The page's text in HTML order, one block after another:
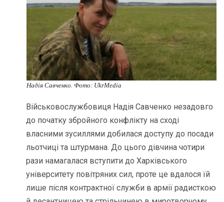
Надія Савченко. Фото: UkrMedia
Військовослужбовиця Надія Савченко незадовго
до початку збройного конфлікту на сході
власними зусиллями добилася доступу до посади
льотчиці та штурмана. До цього дівчина чотири
рази намагалася вступити до Харківського
університету повітряних сил, проте це вдалося їй
лише після контрактної служби в армії радисткою